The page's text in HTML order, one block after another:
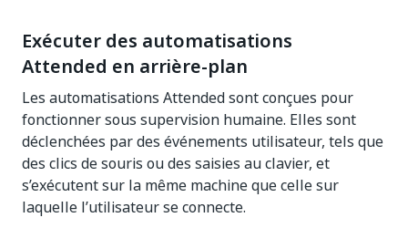
Exécuter des automatisations
Attended en arrière-plan
Les automatisations Attended sont conçues pour
fonctionner sous supervision humaine. Elles sont
déclenchées par des événements utilisateur, tels que
des clics de souris ou des saisies au clavier, et
s’exécutent sur la même machine que celle sur
laquelle l’utilisateur se connecte.